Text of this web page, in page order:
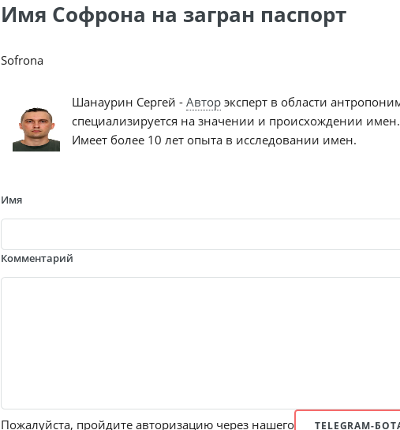
Имя Софрона на загран паспорт
Sofrona
Шанаурин Сергей - Авторэксперт в области
специализируется на значении и происхождении имен.
Имеет более 10 лет опыта в исследовании имен.
Имя
Комментарий
Пожалуйста, пройдите авторизацию через нашего TELEGRAM-